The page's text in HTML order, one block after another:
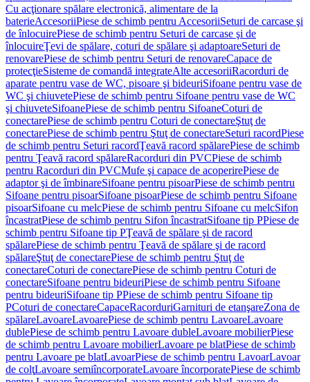
Cu acţionare spălare electronică, alimentare de la
baterieAccesoriiPiese de schimb pentru AccesoriiSeturi de carcase şi
de înlocuirePiese de schimb pentru Seturi de carcase şi de
înlocuireŢevi de spălare, coturi de spălare şi adaptoareSeturi de
renovarePiese de schimb pentru Seturi de renovareCapace de
protecţieSisteme de comandă integrateAlte accesoriiRacorduri de
aparate pentru vase de WC, pisoare şi bideuriSifoane pentru vase de
WC şi chiuvetePiese de schimb pentru Sifoane pentru vase de WC
şi chiuveteSifoanePiese de schimb pentru SifoaneCoturi de
conectarePiese de schimb pentru Coturi de conectareŞtuţ de
conectarePiese de schimb pentru Ştuţ de conectareSeturi racordPiese
de schimb pentru Seturi racordŢeavă racord spălarePiese de schimb
pentru Ţeavă racord spălareRacorduri din PVCPiese de schimb
pentru Racorduri din PVCMufe şi capace de acoperirePiese de
adaptor şi de îmbinareSifoane pentru pisoarPiese de schimb pentru
Sifoane pentru pisoarSifoane pisoarPiese de schimb pentru Sifoane
pisoarSifoane cu melcPiese de schimb pentru Sifoane cu melcSifon
încastratPiese de schimb pentru Sifon încastratSifoane tip PPiese de
schimb pentru Sifoane tip PŢeavă de spălare şi de racord
spălarePiese de schimb pentru Ţeavă de spălare şi de racord
spălareŞtuţ de conectarePiese de schimb pentru Ştuţ de
conectareCoturi de conectarePiese de schimb pentru Coturi de
conectareSifoane pentru bideuriPiese de schimb pentru Sifoane
pentru bideuriSifoane tip PPiese de schimb pentru Sifoane tip
PCoturi de conectareCapaceRacorduriGarnituri de etanşareZona de
spălareLavoareLavoarePiese de schimb pentru LavoareLavoare
dublePiese de schimb pentru Lavoare dubleLavoare mobilierPiese
de schimb pentru Lavoare mobilierLavoare pe blatPiese de schimb
pentru Lavoare pe blatLavoarPiese de schimb pentru LavoarLavoar
de colţLavoare semiîncorporateLavoare încorporatePiese de schimb